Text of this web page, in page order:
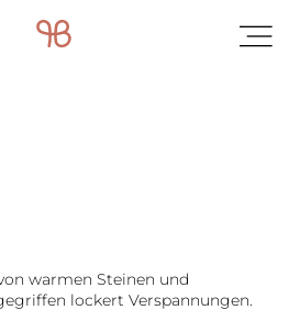
warmen Steinen und
lockert Verspannungen.